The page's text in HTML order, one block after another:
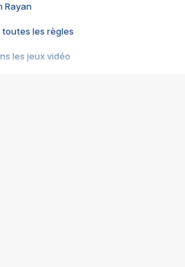
Rayan
toutes les règles
les jeux vidéo